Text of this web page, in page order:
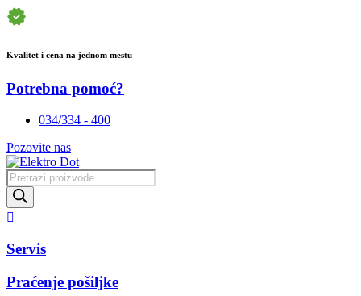
Kvalitet i cena na jednom mestu
Potrebna pomoć?
034/334 - 400
Pozovite nas
Products
search
Servis
Praćenje pošiljke